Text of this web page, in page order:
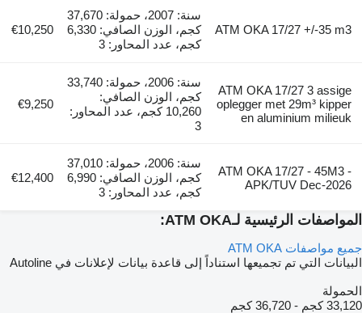
ATM OKA 17/27 +/-35 m3
سنة: 2007، حمولة: 37,670
كجم، الوزن الصافي: 6,330
كجم، عدد المحاور: 3
€10,250
ATM OKA 17/27 3 assige
oplegger met 29m³ kipper
en aluminium milieuk
سنة: 2006، حمولة: 33,740
كجم، الوزن الصافي:
10,260 كجم، عدد المحاور:
3
€9,250
ATM OKA 17/27 - 45M3 -
APK/TUV Dec-2026
سنة: 2006، حمولة: 37,010
كجم، الوزن الصافي: 6,990
كجم، عدد المحاور: 3
€12,400
المواصفات الرئيسية لـATM OKA:
جميع مواصفات ATM OKA
البيانات التي تم تجميعها استناداً إلى قاعدة بيانات لإعلانات في Autoline
الحمولة
33,120 كجم
- 36,720 كجم